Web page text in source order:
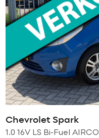
Chevrolet Spark
1.0 16V LS Bi-Fuel AIRCO